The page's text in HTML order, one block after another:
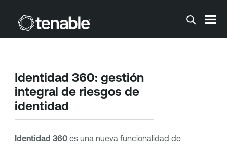
Saltar a contenido principal
Identidad 360: gestión
integral de riesgos de
identidad
Identidad 360es una nueva funcionalidad de